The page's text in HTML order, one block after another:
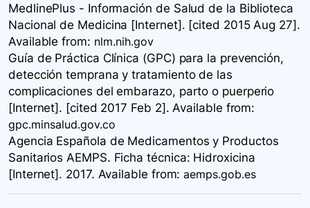
MedlinePlus - Información de Salud de la Biblioteca
Nacional de Medicina [Internet]. [cited 2015 Aug 27].
Available from: nlm.nih.gov
Guía de Práctica Clínica ​(GPC) para la prevención,
detección temprana y tratamiento de las
complicaciones del embarazo, parto o puerperio​
[Internet]. [cited 2017 Feb 2]. Available from:
gpc.minsalud.gov.co
Agencia Española de Medicamentos y Productos
Sanitarios AEMPS. Ficha técnica: Hidroxicina
[Internet]. 2017. Available from:aemps.gob.es